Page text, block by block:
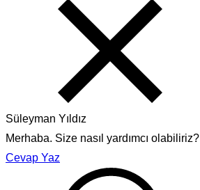
Süleyman Yıldız
Merhaba. Size nasıl yardımcı olabiliriz?
Cevap Yaz